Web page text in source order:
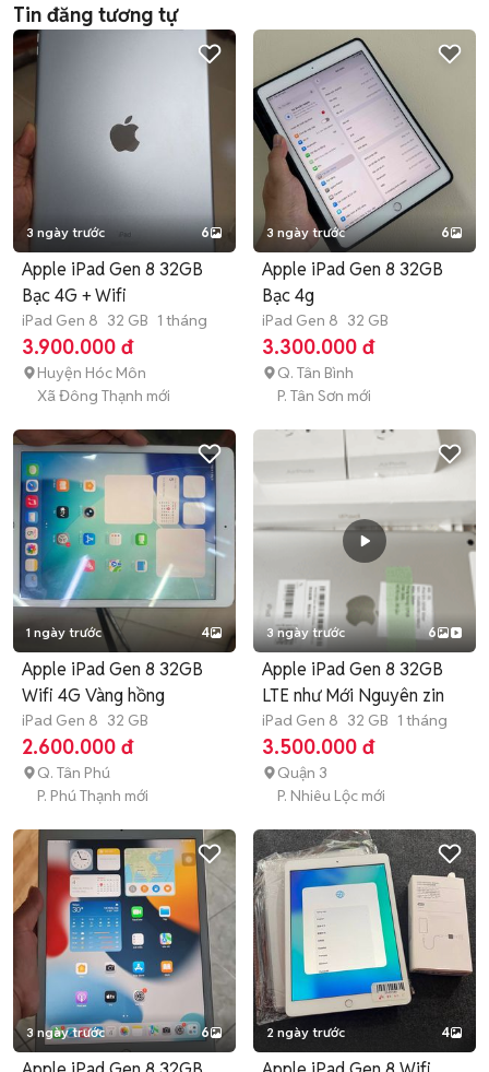
Tin đăng tương tự
3 ngày trước 6
Apple iPad Gen 8 32GB
Bạc 4G + Wifi
iPad Gen 8 32 GB 1 tháng
3.900.000 đ
Huyện Hóc Môn
Xã Đông Thạnh mới
3 ngày trước 6
Apple iPad Gen 8 32GB
Bạc 4g
iPad Gen 8 32 GB
3.300.000 đ
Q. Tân Bình
P. Tân Sơn mới
1 ngày trước 4
Apple iPad Gen 8 32GB
Wifi 4G Vàng hồng
iPad Gen 8 32 GB
2.600.000 đ
Q. Tân Phú
P. Phú Thạnh mới
3 ngày trước 6
Apple iPad Gen 8 32GB
LTE như Mới Nguyên zin
iPad Gen 8 32 GB 1 tháng
3.500.000 đ
Quận 3
P. Nhiêu Lộc mới
3 ngày trước 6 2 ngày trước 4